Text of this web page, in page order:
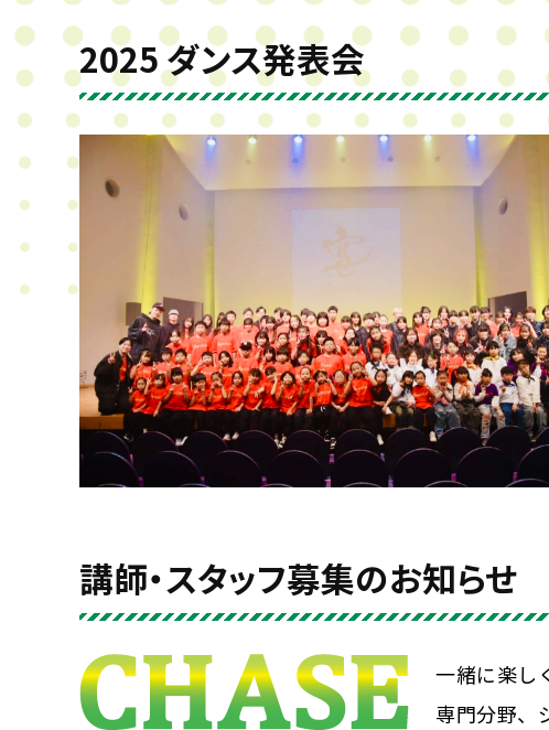
2025 ダンス発表会
講師・スタッフ募集のお知らせ
一緒に楽し
専門分野、